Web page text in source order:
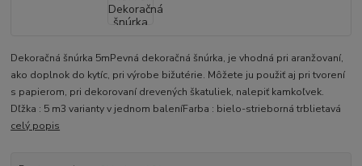
Dekoračná šnúrka 5mPevná dekoračná šnúrka, je vhodná pri aranžovaní,
ako doplnok do kytíc, pri výrobe bižutérie. Môžete ju použiť aj pri tvorení
s papierom, pri dekorovaní drevených škatuliek, nalepiť kamkoľvek.
Dľžka : 5 m3 varianty v jednom baleníFarba : bielo-strieborná trblietavá
celý popis